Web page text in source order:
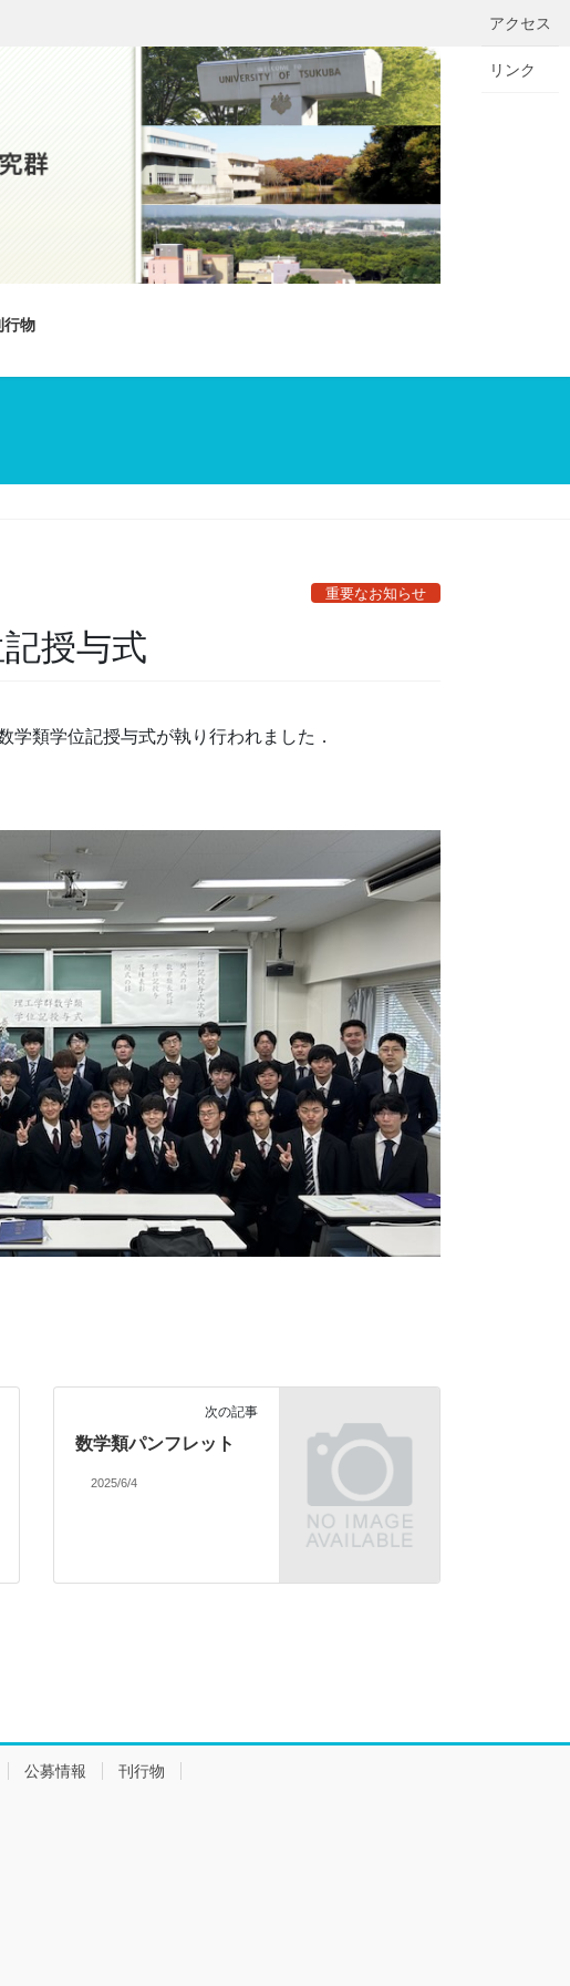
行物
重要なお知らせ
授与式
学類学位記授与式が執り行われました．
次の記事
数学類パンフレット
2025/6/4
アクセス
リンク
公募情報 刊行物